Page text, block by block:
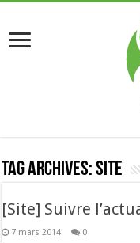
Tag Archives:site
[Site] Suivre
7 mars 2014 0